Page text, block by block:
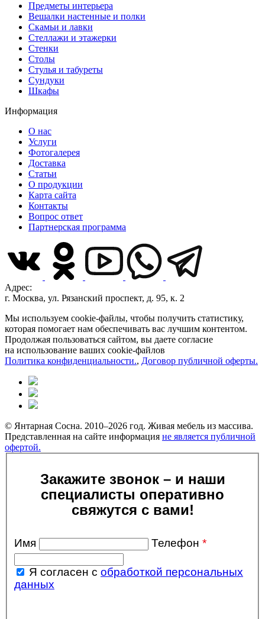
Предметы интерьера
Вешалки настенные и полки
Скамьи и лавки
Стеллажи и этажерки
Стенки
Столы
Стулья и табуреты
Сундуки
Шкафы
Информация
О нас
Услуги
Фотогалерея
Доставка
Статьи
О продукции
Карта сайта
Контакты
Вопрос ответ
Партнерская программа
Адрес:
г. Москва, ул. Рязанский проспект, д. 95, к. 2
Мы используем cookie-файлы, чтобы получить статистику,
которая помогает нам обеспечивать вас лучшим контентом.
Продолжая пользоваться сайтом, вы даете согласие
на использование ваших cookie-файлов
Политика конфиденциальности., Договор публичной оферты.
© Янтарная Сосна. 2010–2026 год. Живая мебель из массива.
Представленная на сайте информация не является публичной
офертой.
Закажите звонок – и наши
специалисты оперативно
свяжутся с вами!
Имя Телефон *
Я согласен с обработкой персональных
данных